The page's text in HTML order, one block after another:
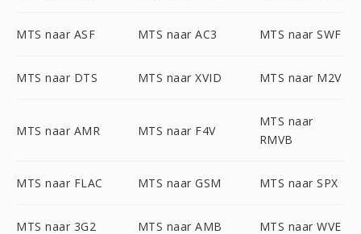
MTS naar ASF MTS naar AC3 MTS naar SWF
MTS naar DTS MTS naar XVID MTS naar M2V
MTS naar AMR MTS naar F4V
MTS naar
RMVB
MTS naar FLAC MTS naar GSM MTS naar SPX
MTS naar 3G2 MTS naar AMB MTS naar WVE